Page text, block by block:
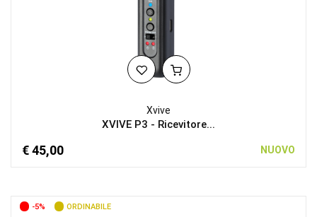
Xvive
XVIVE P3 - Ricevitore...
€ 45,00 NUOVO
-5% ORDINABILE